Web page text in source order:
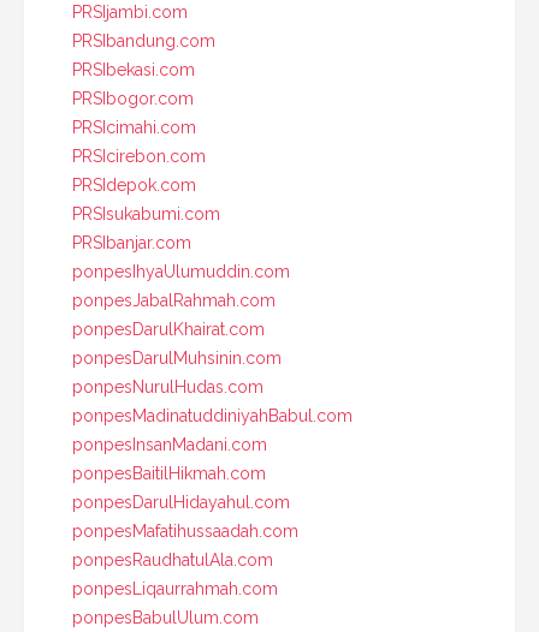
PRSIjambi.com
PRSIbandung.com
PRSIbekasi.com
PRSIbogor.com
PRSIcimahi.com
PRSIcirebon.com
PRSIdepok.com
PRSIsukabumi.com
PRSIbanjar.com
ponpesIhyaUlumuddin.com
ponpesJabalRahmah.com
ponpesDarulKhairat.com
ponpesDarulMuhsinin.com
ponpesNurulHudas.com
ponpesMadinatuddiniyahBabul.com
ponpesInsanMadani.com
ponpesBaitilHikmah.com
ponpesDarulHidayahul.com
ponpesMafatihussaadah.com
ponpesRaudhatulAla.com
ponpesLiqaurrahmah.com
ponpesBabulUlum.com